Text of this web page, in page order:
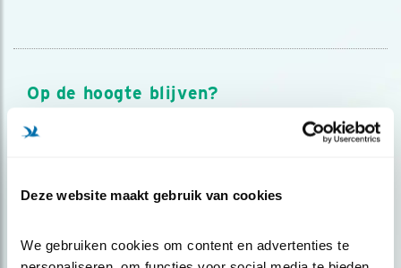
Deze website maakt gebruik van cookies
We gebruiken cookies om content en advertenties te
Op de hoogte blijven?
Meld je aan en ontvang nieuws, inspiratie, acties en tips
over vogels en activiteiten van Vogelbescherming.